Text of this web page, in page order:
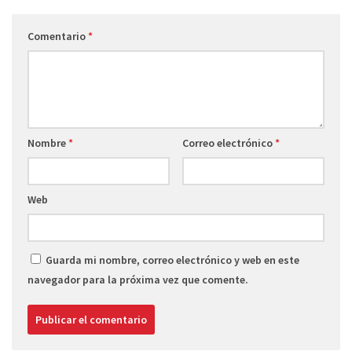
Comentario*
Nombre* Correo electrónico*
Web
Guarda mi nombre, correo electrónico y web en este
navegador para la próxima vez que comente.